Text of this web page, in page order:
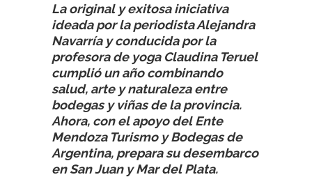
La original y exitosa iniciativa
ideada por la periodista Alejandra
Navarría y conducida por la
profesora de yoga Claudina Teruel
cumplió un año combinando
salud, arte y naturaleza entre
bodegas y viñas de la provincia.
Ahora, con el apoyo del Ente
Mendoza Turismo y Bodegas de
Argentina, prepara su desembarco
en San Juan y Mar del Plata.